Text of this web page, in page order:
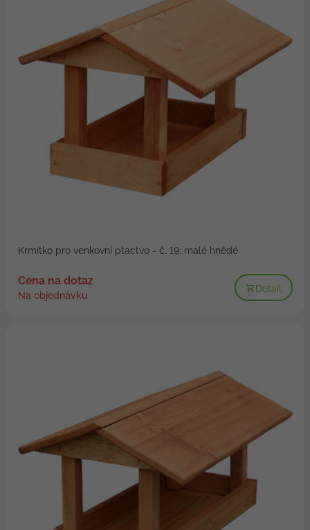
Krmítko pro venkovní ptactvo - č. 19, malé hnědé
Cena na dotaz
Na objednávku
Detail